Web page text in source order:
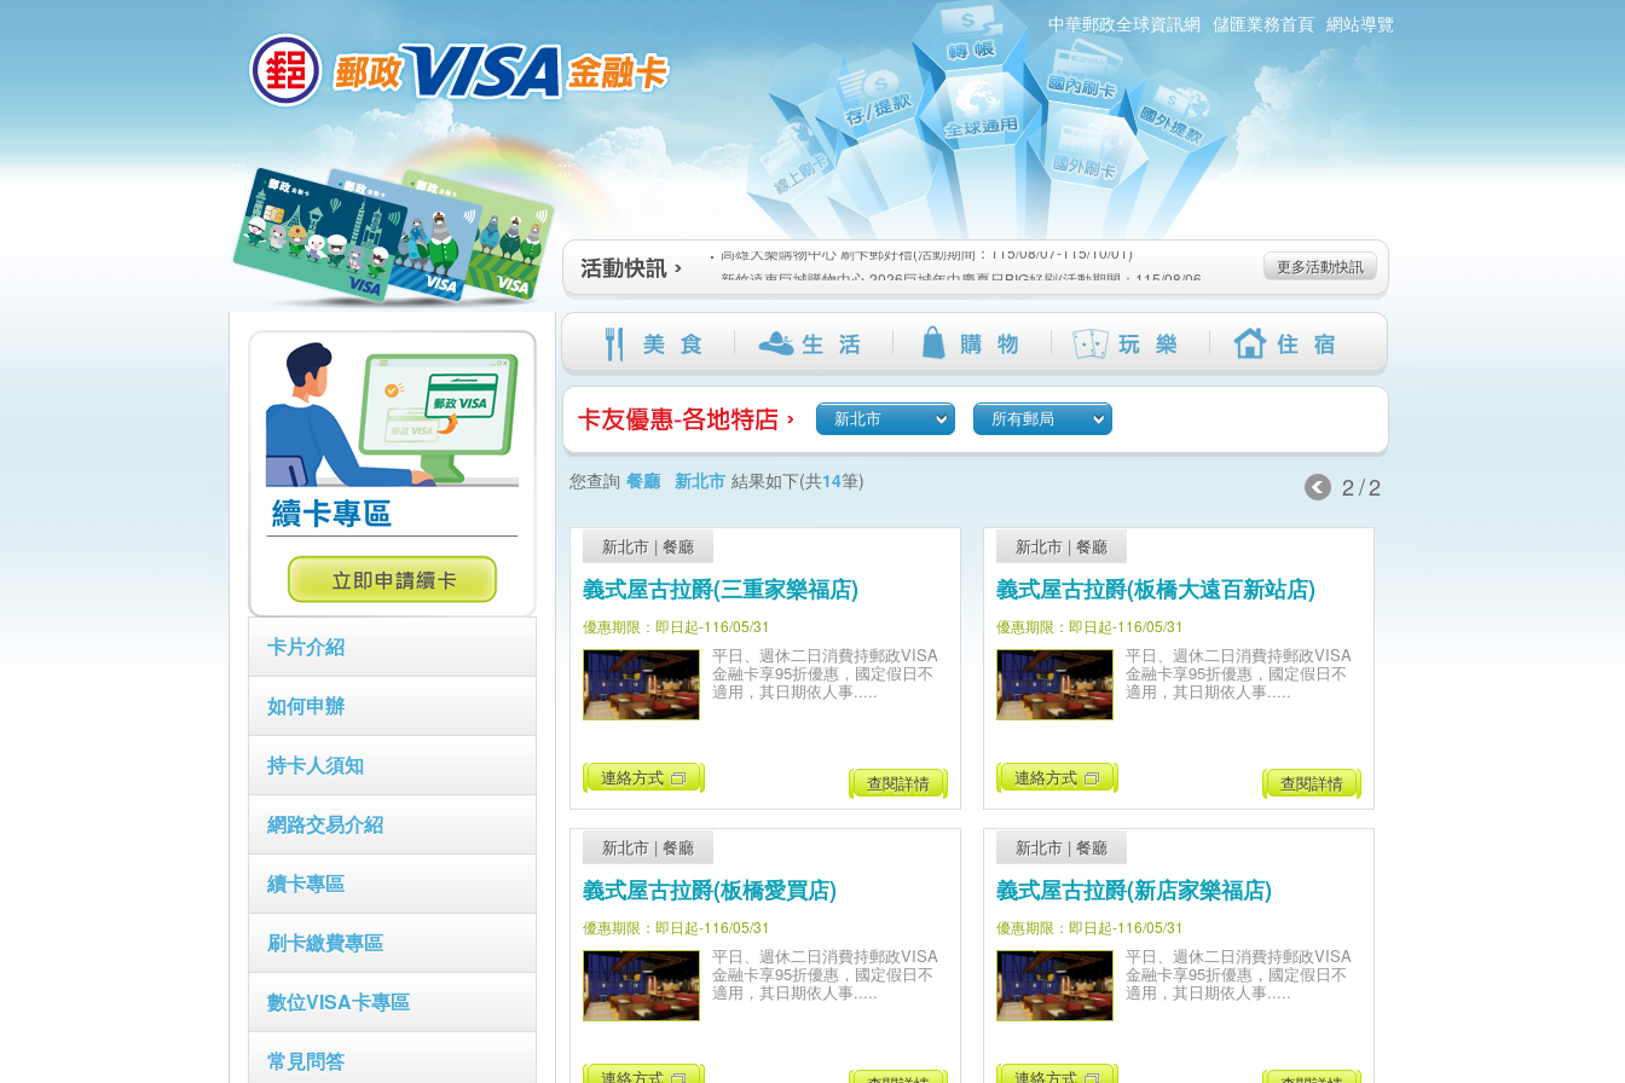
中華郵政全球資訊網 儲匯業務首頁 網站導覽
:::
卡片介紹
如何申辦
持卡人須知
網路交易介紹
續卡專區
刷卡繳費專區
數位VISA卡專區
常見問答
:::
高雄大樂購物中心 刷卡郵好禮(活動期間：115/08/07-115/10/01)
新竹遠東巨城購物中心 2026巨城年中慶夏日BIG好刷(活動期間：115/08/06-
115/08/26)
臺北三創生活 有點東西第2波 刷卡郵好禮(活動期間：115/08/06-115/09/02)
高雄大樂購物中心 刷卡郵好禮(活動期間：115/08/07-115/10/01)
新竹遠東巨城購物中心 2026巨城年中慶夏日BIG好刷(活動期間：115/08/06-
115/08/26)
臺北三創生活 有點東西第2波 刷卡郵好禮(活動期間：115/08/06-115/09/02)
更多活動快訊
新北市 所有郵局
您查詢 餐廳 新北市 結果如下(共14筆) 2/2
新北市 | 餐廳
義式屋古拉爵(三重家樂福店)
優惠期限：即日起-116/05/31
平日、週休二日消費持郵政VISA
金融卡享95折優惠，國定假日不
適用，其日期依人事.....
連絡方式 查閱詳情
新北市 |餐廳
義式屋古拉爵(板橋大遠百新站店)
優惠期限：即日起-116/05/31
平日、週休二日消費持郵政VISA
金融卡享95折優惠，國定假日不
適用，其日期依人事.....
連絡方式 查閱詳情
新北市 | 餐廳
義式屋古拉爵(板橋愛買店)
優惠期限：即日起-116/05/31
平日、週休二日消費持郵政VISA
金融卡享95折優惠，國定假日不
適用，其日期依人事.....
連絡方式
新北市 |餐廳
義式屋古拉爵(新店家樂福店)
優惠期限：即日起-116/05/31
平日、週休二日消費持郵政VISA
金融卡享95折優惠，國定假日不
適用，其日期依人事.....
連絡方式